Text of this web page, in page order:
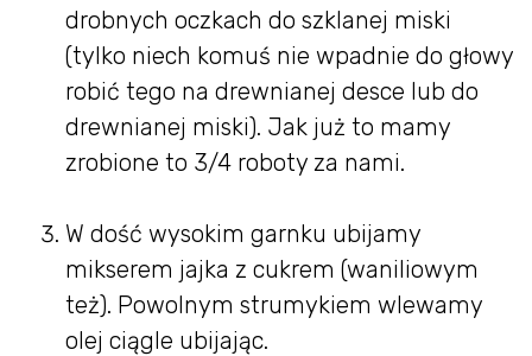
drobnych oczkach do szklanej miski
(tylko niech komuś nie wpadnie do głowy
robić tego na drewnianej desce lub do
drewnianej miski). Jak już to mamy
zrobione to 3/4 roboty za nami.
W dość wysokim garnku ubijamy
mikserem jajka z cukrem (waniliowym
też). Powolnym strumykiem wlewamy
olej ciągle ubijając.